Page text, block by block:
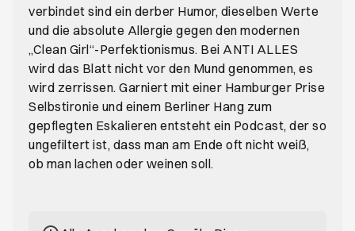
verbindet sind ein derber Humor, dieselben Werte
und die absolute Allergie gegen den modernen
„Clean Girl“-Perfektionismus. Bei ANTI ALLES
wird das Blatt nicht vor den Mund genommen, es
wird zerrissen. Garniert mit einer Hamburger Prise
Selbstironie und einem Berliner Hang zum
gepflegten Eskalieren entsteht ein Podcast, der so
ungefiltert ist, dass man am Ende oft nicht weiß,
ob man lachen oder weinen soll.